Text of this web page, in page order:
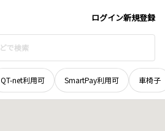
ログイン新規登録
QT-net利用可 SmartPay利用可 車椅子